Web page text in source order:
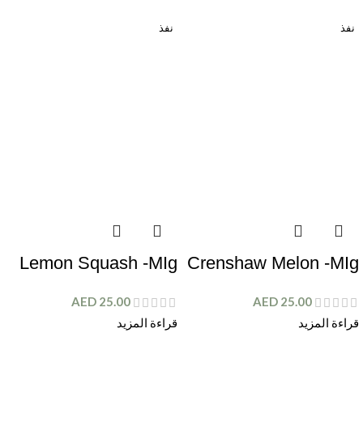
نفذ
Crenshaw Melon -MIg
AED 25.00
قراءة المزيد
نفذ
Lemon Squash -MIg
AED 25.00
قراءة المزيد